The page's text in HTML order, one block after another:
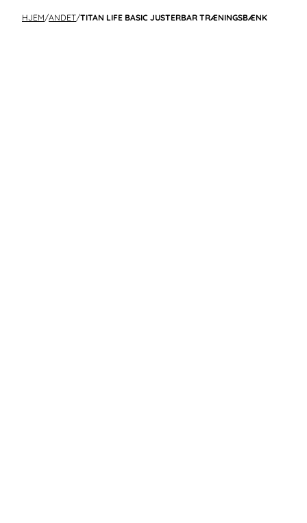
HJEM/ANDET/TITAN LIFE BASIC JUSTERBAR TRÆNINGSBÆNK